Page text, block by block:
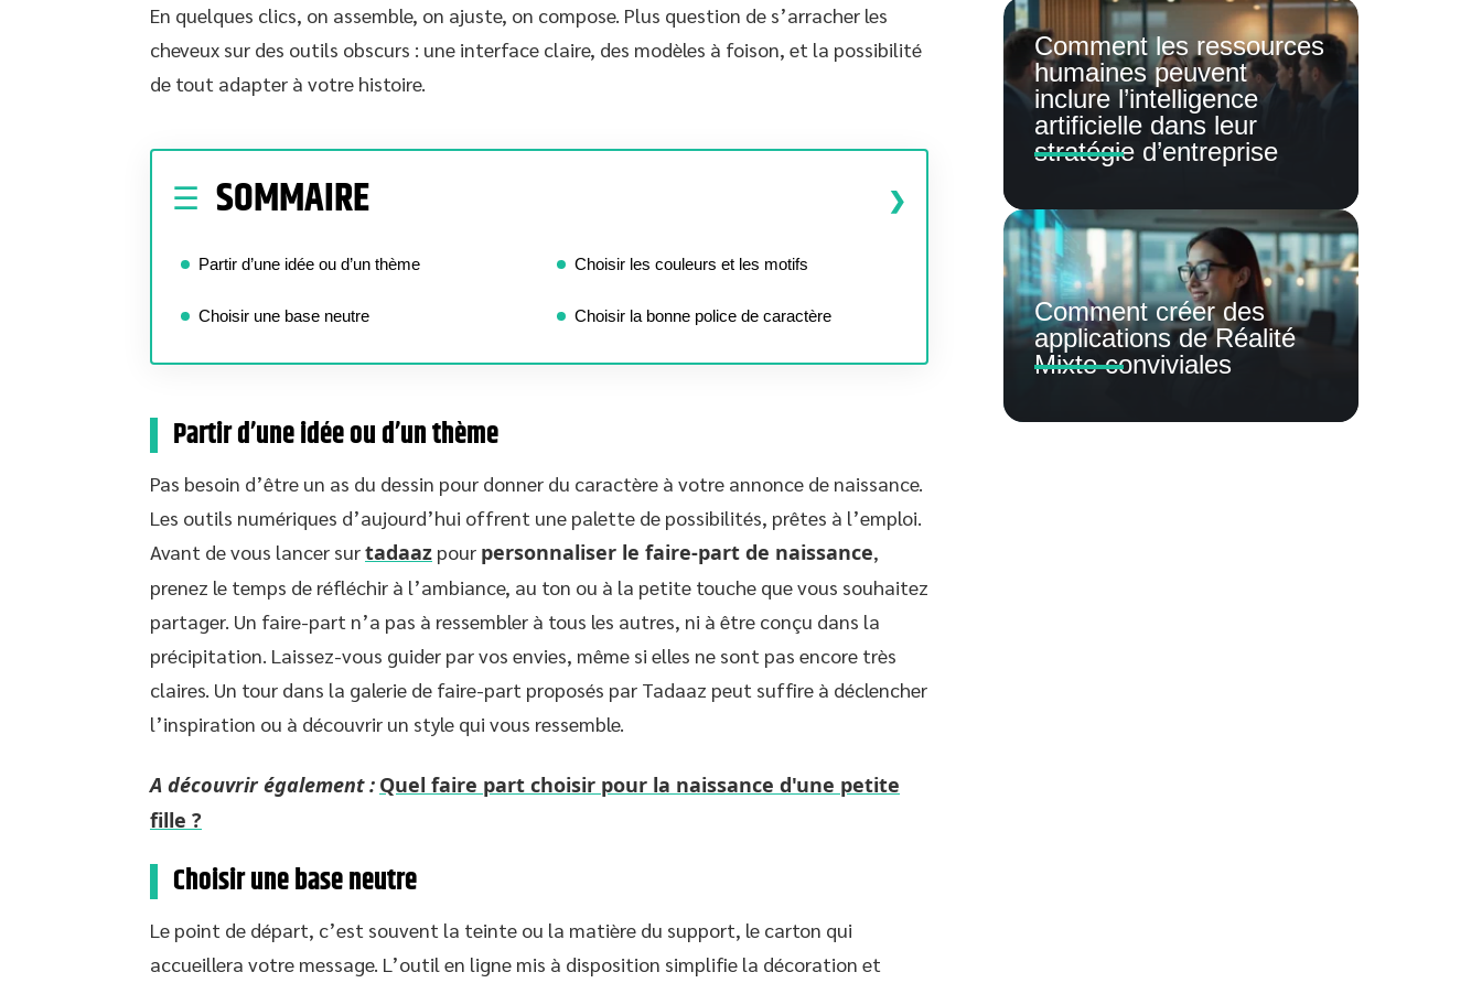
En quelques clics, on assemble, on ajuste, on compose. Plus question de s’arracher les
cheveux sur des outils obscurs : une interface claire, des modèles à foison, et la possibilité
de tout adapter à votre histoire.
SOMMAIRE
Partir d’une idée ou d’un thème
Choisir une base neutre
Choisir les couleurs et les motifs
Choisir la bonne police de caractère
Partir d’une idée ou d’un thème
Pas besoin d’être un as du dessin pour donner du caractère à votre annonce de naissance.
Les outils numériques d’aujourd’hui offrent une palette de possibilités, prêtes à l’emploi.
Avant de vous lancer surtadaaz pour personnaliser le faire-part de naissance,
prenez le temps de réfléchir à l’ambiance, au ton ou à la petite touche que vous souhaitez
partager. Un faire-part n’a pas à ressembler à tous les autres, ni à être conçu dans la
précipitation. Laissez-vous guider par vos envies, même si elles ne sont pas encore très
claires. Un tour dans la galerie de faire-part proposés par Tadaaz peut suffire à déclencher
l’inspiration ou à découvrir un style qui vous ressemble.
A découvrir également : Quel faire part choisir pour la naissance d'une petite
fille ?
Choisir une base neutre
Le point de départ, c’est souvent la teinte ou la matière du support, le carton qui
accueillera votre message. L’outil en ligne mis à disposition simplifie la décoration et
Comment les ressources
humaines peuvent
inclure l’intelligence
artificielle dans leur
stratégie d’entreprise
Comment créer des
applications de Réalité
Mixte conviviales